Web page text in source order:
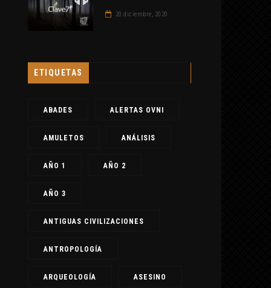
20 diciembre, 2020
ETIQUETAS
ABADES ALERTAS OVNI
AMULETOS ANÁLISIS
AÑO 1 AÑO 2
AÑO 3
ANTIGUAS CIVILIZACIONES
ANTROPOLOGÍA
ARQUEOLOGÍA ASESINO